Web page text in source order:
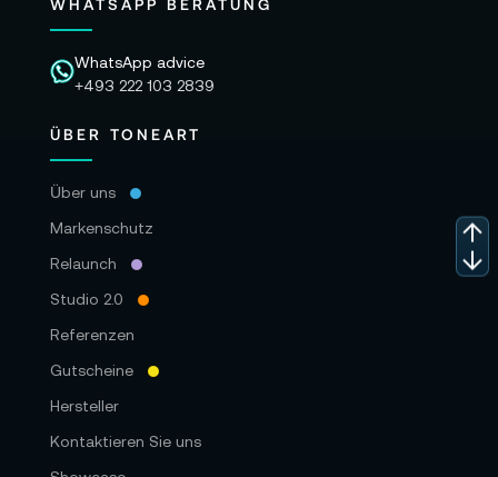
WHATSAPP BERATUNG
WhatsApp advice
+493 222 103 2839
ÜBER TONEART
Über uns
Markenschutz
Relaunch
Studio 2.0
Referenzen
Gutscheine
Hersteller
Kontaktieren Sie uns